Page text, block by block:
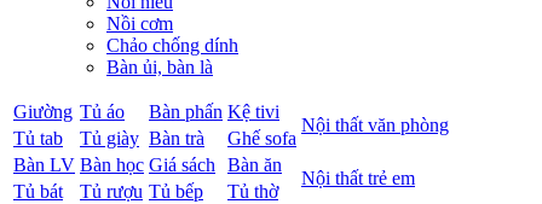
Nồi cơm
Chảo chống dính
Bàn ủi, bàn là
Giường Tủ áo Bàn phấn Kệ tivi
Nội thất văn phòng
Tủ tab Tủ giày Bàn trà
Ghế sofa
Bàn LV Bàn học Giá sách Bàn ăn
Nội thất trẻ em
Tủ bát Tủ rượu Tủ bếp
Tủ thờ